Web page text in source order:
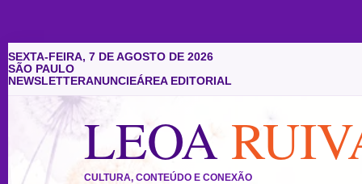
SEXTA-FEIRA, 7 DE AGOSTO DE 2026
SÃO PAULO
NEWSLETTERANUNCIEÁREA EDITORIAL
LEOA
CULTURA, CONTEÚDO E CONEXÃO